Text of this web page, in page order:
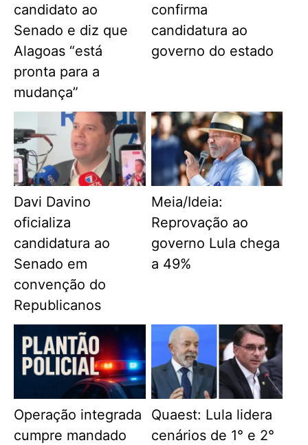
candidato ao
Senado e diz que
Alagoas “está
pronta para a
mudança”
confirma
candidatura ao
governo do estado
Davi Davino
oficializa
candidatura ao
Senado em
convenção do
Republicanos
Meia/Ideia:
Reprovação ao
governo Lula chega
a 49%
Operação integrada
cumpre mandado
Quaest: Lula lidera
cenários de 1° e 2°